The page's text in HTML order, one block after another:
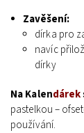
Zavěšení:
dírka pro
navíc
dírky
NaKalendárek
pastelkou –
používání.